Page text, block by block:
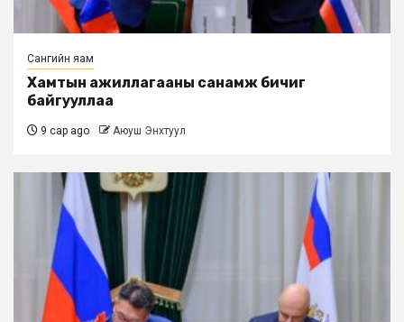
Сангийн яам
Хамтын ажиллагааны санамж бичиг
байгууллаа
9 сар ago Аюуш Энхтуул